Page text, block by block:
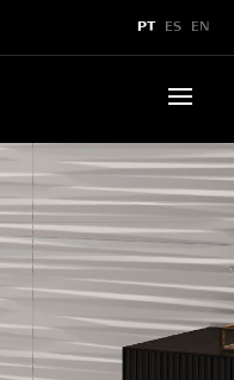
PT ES EN
▼
▼
▼